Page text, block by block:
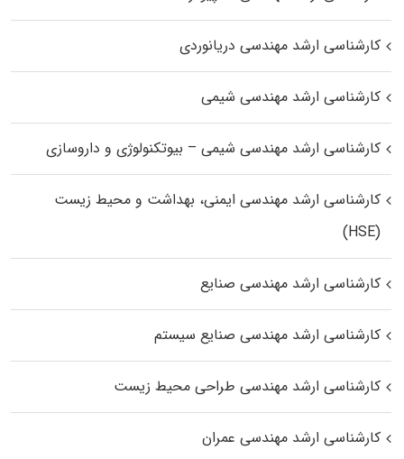
کارشناسی ارشد مهندسی دریانوردی
کارشناسی ارشد مهندسی شیمی
کارشناسی ارشد مهندسی شیمی – بیوتکنولوژی و داروسازی
کارشناسی ارشد مهندسی ایمنی، بهداشت و محیط زیست
(HSE)
کارشناسی ارشد مهندسی صنایع
کارشناسی ارشد مهندسی صنایع سیستم
کارشناسی ارشد مهندسی طراحی محیط زیست
کارشناسی ارشد مهندسی عمران